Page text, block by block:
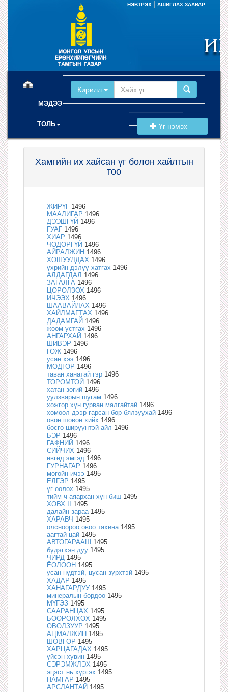
НЭВТРЭХ АШИГЛАХ ЗААВАР
МЭДЭЭ
ТОЛЬ
Кирилл
Үг нэмэх
Хамгийн их хайсан үг болон хайлтын
тоо
ЖИРҮГ 1496
МААЛИГАР 1496
ДЭЭШГҮЙ 1496
ГУАГ 1496
ХИАР 1496
ЧӨДӨРГҮЙ 1496
АЙРАЛЖИН 1496
ХОШУУЛДАХ 1496
үхрийн дэлүү хатгах 1496
АЛДАГДАЛ 1496
ЗАГАЛГА 1496
ЦОРОЛЗОХ 1496
ИЧЭЭХ 1496
ШААВАЙЛАХ 1496
ХАЙЛМАГТАХ 1496
ДАДАМГАЙ 1496
жоом устгах 1496
АНГАРХАЙ 1496
ШИВЭР 1496
ГОЖ 1496
усан хээ 1496
МОДГОР 1496
таван ханатай гэр 1496
ТОРОМТОЙ 1496
хатан зөгий 1496
уулзварын шугам 1496
хожгор хүн гурван малгайтай 1496
хомоол дээр гарсан бор бялзуухай 1496
овон шовон хийх 1496
босго ширүүнтэй айл 1496
БЭР 1496
ГАФНИЙ 1496
СИЙЧИХ 1496
өвгөд эмгэд 1496
ГУРНАГАР 1496
могойн ичээ 1495
ЕЛГЭР 1495
үг өөлөх 1495
тийм ч аяархан хүн биш 1495
ХОВХ II 1495
далайн зараа 1495
ХАРАВЧ 1495
олсноороо овоо тахина 1495
аагтай цай 1495
АВТОГАРААШ 1495
бүдэгхэн дуу 1495
ЧИРД 1495
ЁОЛООН 1495
усан нүдтэй, цусан зүрхтэй 1495
ХАДАР 1495
ХАНАГАРДУУ 1495
минералын бордоо 1495
МҮГЭЗ 1495
СААРАНЦАХ 1495
БӨӨРӨЛХӨХ 1495
ОВОЛЗУУР 1495
АЦМАЛЖИН 1495
ШӨВГӨР 1495
ХАРЦАГАДАХ 1495
үйсэн хувин 1495
СЭРЭМЖЛЭХ 1495
эцэст нь хүргэх 1495
НАМГАР 1495
АРСЛАНТАЙ 1495